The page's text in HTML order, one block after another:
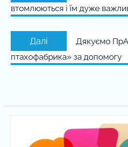
втомлюються і їм дуже
Далі
запис:
Дякуємо
птахофабрика» за допомогу